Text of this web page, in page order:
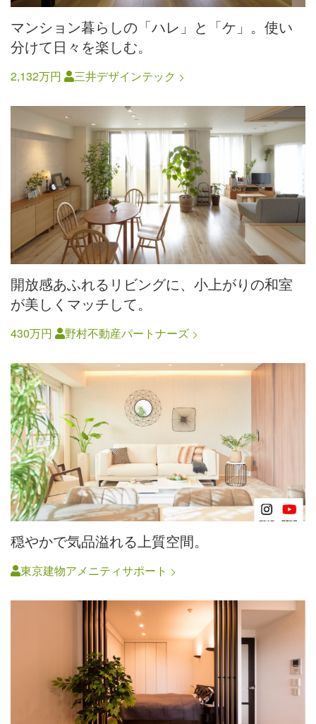
マンション暮らしの「ハレ」と「ケ」。使い
分けて日々を楽しむ。
2,132万円 三井デザインテック
開放感あふれるリビングに、小上がりの和室
が美しくマッチして。
430万円 野村不動産パートナーズ
穏やかで気品溢れる上質空間。
東京建物アメニティサポート